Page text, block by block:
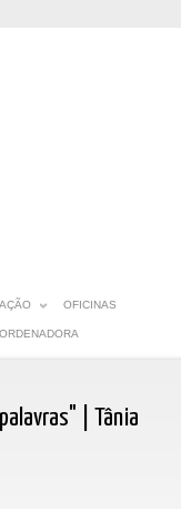
OFICINAS
| Tânia